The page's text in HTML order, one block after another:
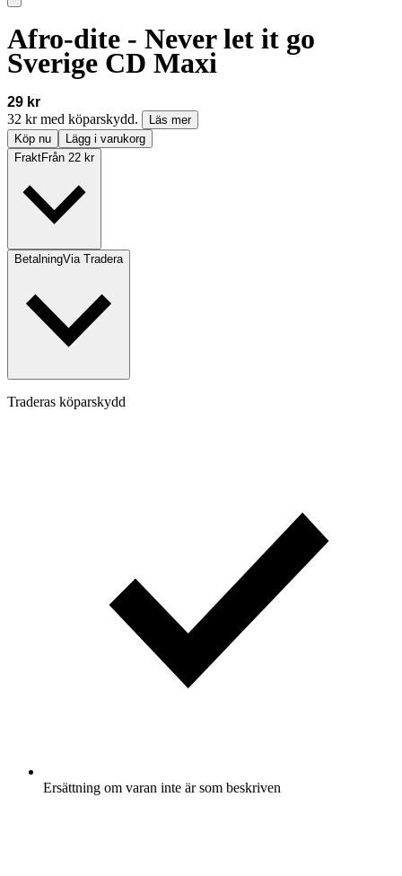
Afro-dite - Never let it go
Sverige CD Maxi
29 kr
32 kr med köparskydd.
Läs mer
Köp nu
Lägg i varukorg
FraktFrån 22 kr
BetalningVia Tradera
Traderas köparskydd
Ersättning om varan inte är som beskriven